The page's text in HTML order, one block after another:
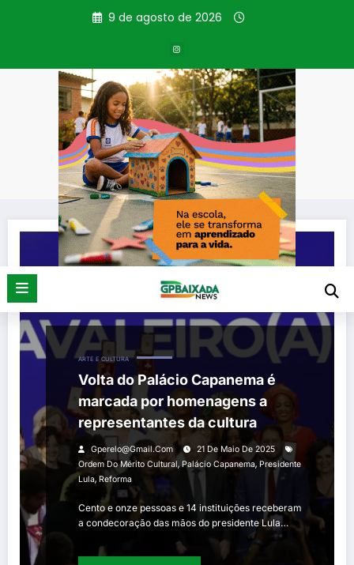
9 de agosto de 2026
Tag: Palácio Capanema
Página inicial Palácio Capanema
ARTE E CULTURA
Volta do Palácio Capanema é
marcada por homenagens a
representantes da cultura
Gperelo@gmail.com
21 De Maio De 2025
Ordem Do Mérito Cultural, Palácio Capanema, Presidente
Lula, Reforma
Cento e onze pessoas e 14 instituições receberam
a condecoração das mãos do presidente Lula…